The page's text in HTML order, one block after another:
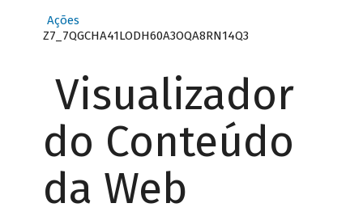
Ações
Z7_7QGCHA41LODH60A3OQA8RN14Q3
Visualizador
do Conteúdo
da Web